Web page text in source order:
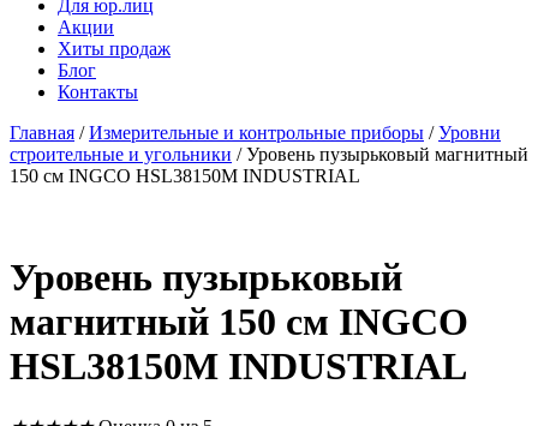
Для юр.лиц
Акции
Хиты продаж
Блог
Контакты
Главная /Измерительные и контрольные приборы /Уровни
строительные и угольники / Уровень пузырьковый магнитный
150 см INGCO HSL38150M INDUSTRIAL
Уровень пузырьковый
магнитный 150 см INGCO
HSL38150M INDUSTRIAL